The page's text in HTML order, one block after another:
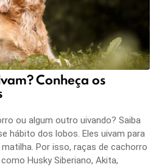
Conheça os
ou algum outro uivando? Saiba
hábito dos lobos. Eles uivam para
Por isso, raças de cachorro
Husky Siberiano, Akita,